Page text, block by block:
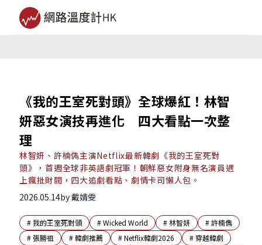
《我的王室死對頭》全球爆紅！林智
妍惡女演技再進化 四大看點一次整
理
林智妍、許楠儁主演Netflix最新韓劇《我的王室死對
頭》，首週全球非英語劇冠軍！朝鮮惡女附身無名演員遇
上瘋批財閥，四大追劇看點、劇情卡司懶人包。
2026.05.14by戴婧雯
#我的王室死對頭 #Wicked World #林智妍 #許楠儁
#張勝祖 #韓劇推薦 #Netflix韓劇2026 # 穿越韓劇